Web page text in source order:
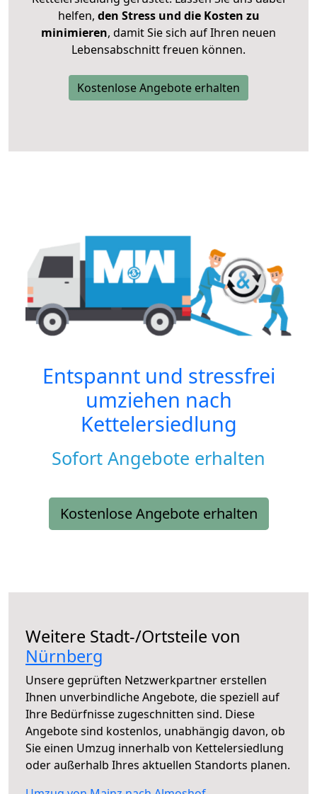
helfen, den Stress und die Kosten zu
minimieren, damit Sie sich auf Ihren neuen
Lebensabschnitt freuen können.
Kostenlose Angebote erhalten
Entspannt und stressfrei
umziehen nach
Kettelersiedlung
Sofort Angebote erhalten
Kostenlose Angebote erhalten
Weitere Stadt-/Ortsteile von
Nürnberg
Unsere geprüften Netzwerkpartner erstellen
Ihnen unverbindliche Angebote, die speziell auf
Ihre Bedürfnisse zugeschnitten sind. Diese
Angebote sind kostenlos, unabhängig davon, ob
Sie einen Umzug innerhalb von Kettelersiedlung
oder außerhalb Ihres aktuellen Standorts planen.